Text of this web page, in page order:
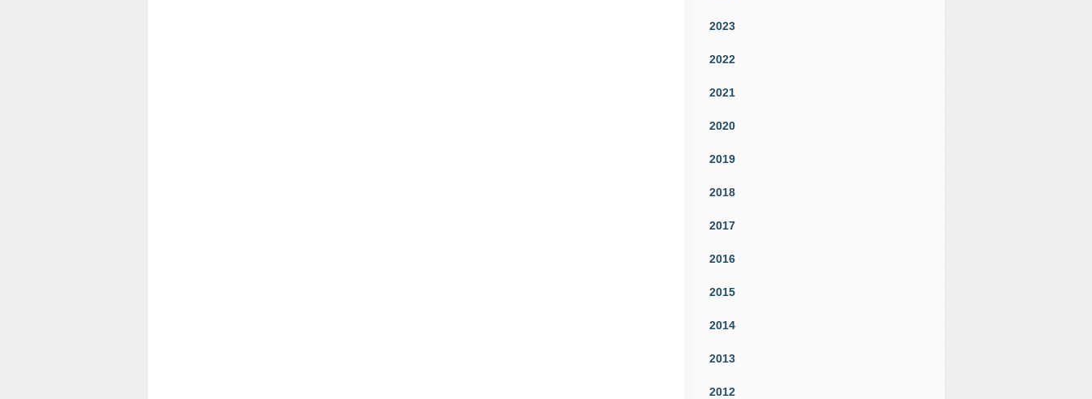
2023
2022
2021
2020
2019
2018
2017
2016
2015
2014
2013
2012